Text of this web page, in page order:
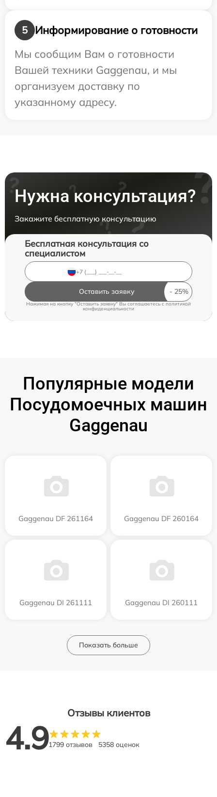
5
Информирование о готовности
Мы сообщим Вам о готовности
Вашей техники Gaggenau, и мы
организуем доставку по
указанному адресу.
Нужна консультация?
Закажите бесплатную консультацию
Бесплатная консультация со
специалистом
Оставить заявку
Нажимая на кнопку "Оставить заявку" Вы соглашаетесь c политикой
конфиденциальности
Популярные модели
Посудомоечных машин
Gaggenau
Gaggenau DF 261164 Gaggenau DF 260164
Gaggenau DI 261111 Gaggenau DI 260111
Показать больше
Отзывы клиентов
4.91799 отзывов 5358 оценок